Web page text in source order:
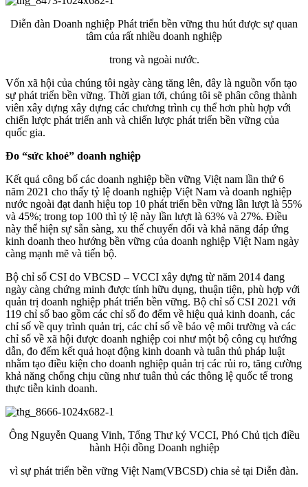
Diễn đàn Doanh nghiệp Phát triển bền vững thu hút được sự quan
tâm của rất nhiều doanh nghiệp
trong và ngoài nước.
Vốn xã hội của chúng tôi ngày càng tăng lên, đây là nguồn vốn tạo
sự phát triển bền vững. Thời gian tới, chúng tôi sẽ phân công thành
viên xây dựng xây dựng các chương trình cụ thể hơn phù hợp với
chiến lược phát triển anh và chiến lược phát triển bền vững của
quốc gia.
Đo “sức khoẻ” doanh nghiệp
Kết quả công bố các doanh nghiệp bền vững Việt nam lần thứ 6
năm 2021 cho thấy tỷ lệ doanh nghiệp Việt Nam và doanh nghiệp
nước ngoài đạt danh hiệu top 10 phát triển bền vững lần lượt là 55%
và 45%; trong top 100 thì tỷ lệ này lần lượt là 63% và 27%. Điều
này thể hiện sự sẵn sàng, xu thế chuyển đổi và khả năng đáp ứng
kinh doanh theo hướng bền vững của doanh nghiệp Việt Nam ngày
càng mạnh mẽ và tiến bộ.
Bộ chỉ số CSI do VBCSD – VCCI xây dựng từ năm 2014 đang
ngày càng chứng minh được tính hữu dụng, thuận tiện, phù hợp với
quản trị doanh nghiệp phát triển bền vững. Bộ chỉ số CSI 2021 với
119 chỉ số bao gồm các chỉ số đo đếm về hiệu quả kinh doanh, các
chỉ số về quy trình quản trị, các chỉ số về bảo vệ môi trường và các
chỉ số về xã hội được doanh nghiệp coi như một bộ công cụ hướng
dẫn, đo đếm kết quả hoạt động kinh doanh và tuân thủ pháp luật
nhằm tạo điều kiện cho doanh nghiệp quản trị các rủi ro, tăng cường
khả năng chống chịu cũng như tuân thủ các thông lệ quốc tế trong
thực tiễn kinh doanh.
Ông Nguyễn Quang Vinh, Tổng Thư ký VCCI, Phó Chủ tịch điều
hành Hội đồng Doanh nghiệp
vì sự phát triển bền vững Việt Nam(VBCSD) chia sẻ tại Diễn đàn.